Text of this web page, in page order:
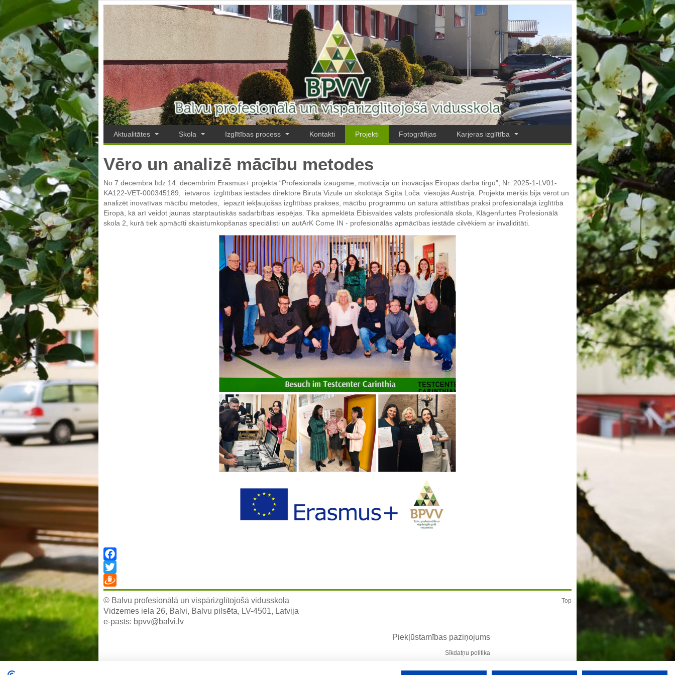
Aktualitātes Skola Izglītības process Kontakti Projekti Fotogrāfijas Karjeras izglītība
Vēro un analizē mācību metodes
No 7.decembra līdz 14. decembrim Erasmus+ projekta “Profesionālā izaugsme, motivācija un inovācijas Eiropas darba tirgū”, Nr. 2025-1-LV01-
KA122-VET-000345189, ietvaros izglītības iestādes direktore Biruta Vizule un skolotāja Sigita Loča viesojās Austrijā. Projekta mērķis bija vērot un
analizēt inovatīvas mācību metodes, iepazīt iekļaujošas izglītības prakses, mācību programmu un satura attīstības praksi profesionālajā izglītībā
Eiropā, kā arī veidot jaunas starptautiskās sadarbības iespējas. Tika apmeklēta Eibisvaldes valsts profesionālā skola, Klāgenfurtes Profesionālā
skola 2, kurā tiek apmācīti skaistumkopšanas speciālisti un autArK Come IN - profesionālās apmācības iestāde cilvēkiem ar invaliditāti.
Facebook
Twitter
Draugiem
© Balvu profesionālā un vispārizglītojošā vidusskola
Vidzemes iela 26, Balvi, Balvu pilsēta, LV-4501, Latvija
e-pasts: bpvv@balvi.lv
Piekļūstamības paziņojums
Sīkdatņu politika
Top